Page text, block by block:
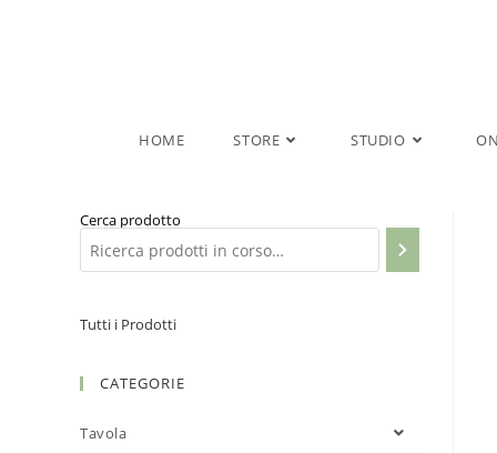
HOME STORE STUDIO
Cerca prodotto
Tutti i Prodotti
CATEGORIE
Tavola